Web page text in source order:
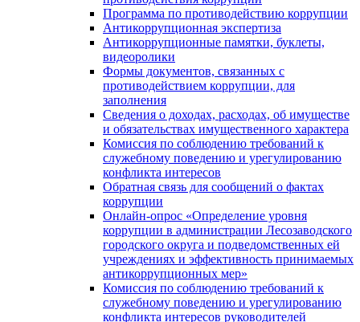
Программа по противодействию коррупции
Антикоррупционная экспертиза
Антикоррупционные памятки, буклеты,
видеоролики
Формы документов, связанных с
противодействием коррупции, для
заполнения
Сведения о доходах, расходах, об имуществе
и обязательствах имущественного характера
Комиссия по соблюдению требований к
служебному поведению и урегулированию
конфликта интересов
Обратная связь для сообщений о фактах
коррупции
Онлайн-опрос «Определение уровня
коррупции в администрации Лесозаводского
городского округа и подведомственных ей
учреждениях и эффективность принимаемых
антикоррупционных мер»
Комиссия по соблюдению требований к
служебному поведению и урегулированию
конфликта интересов руководителей